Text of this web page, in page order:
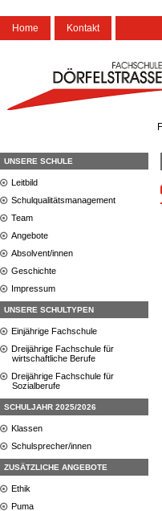
Home Kontakt
UNSERE SCHULE
Leitbild
Schulqualitätsmanagement
Team
Angebote
Absolvent/innen
Geschichte
Impressum
UNSERE SCHULTYPEN
Einjährige Fachschule
Dreijährige Fachschule für
wirtschaftliche Berufe
Dreijährige Fachschule für
Sozialberufe
SCHULJAHR 2025/2026
Klassen
Schulsprecher/innen
ZUSÄTZLICHE ANGEBOTE
Ethik
Puma